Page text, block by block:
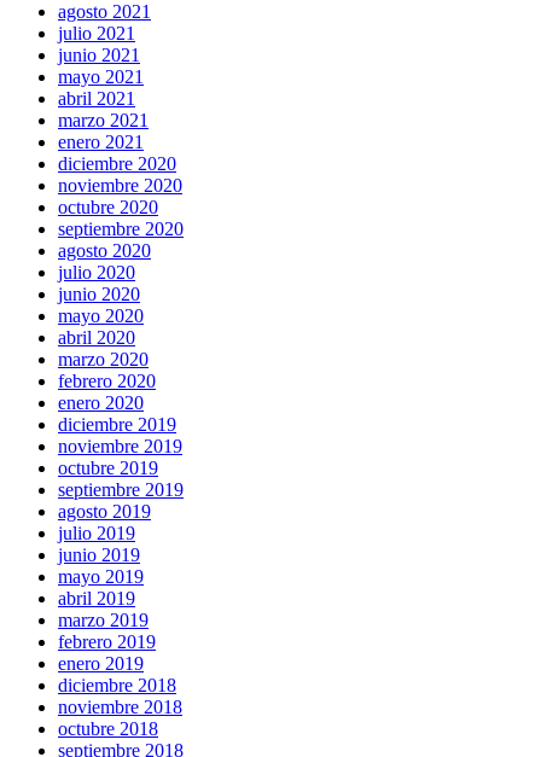
agosto 2021
julio 2021
junio 2021
mayo 2021
abril 2021
marzo 2021
enero 2021
diciembre 2020
noviembre 2020
octubre 2020
septiembre 2020
agosto 2020
julio 2020
junio 2020
mayo 2020
abril 2020
marzo 2020
febrero 2020
enero 2020
diciembre 2019
noviembre 2019
octubre 2019
septiembre 2019
agosto 2019
julio 2019
junio 2019
mayo 2019
abril 2019
marzo 2019
febrero 2019
enero 2019
diciembre 2018
noviembre 2018
octubre 2018
septiembre 2018